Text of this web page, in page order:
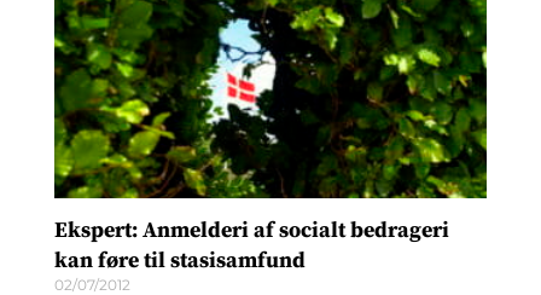
Ekspert: Anmelderi af socialt bedrageri
kan føre til stasisamfund
02/07/2012